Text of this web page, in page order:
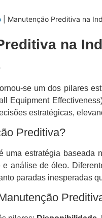
Manutenção Preditiva na
na
se um dos pilares
Equipment
estratégicas,
Preditiva?
uma estratégia baseada
e análise de óleo.
paradas inesperadas